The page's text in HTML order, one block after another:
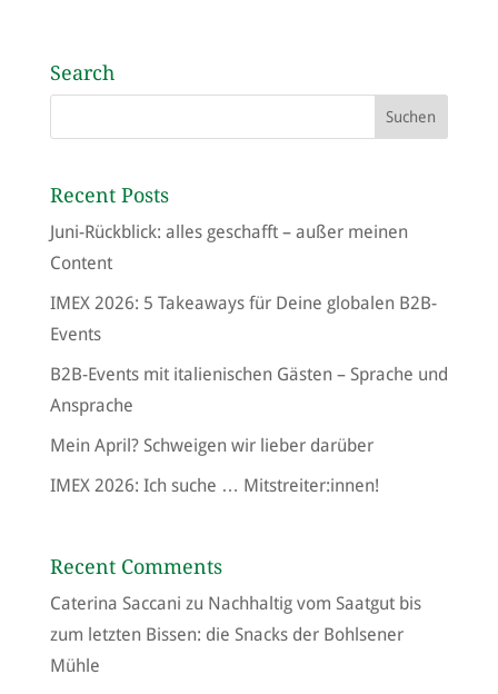
Search
Recent Posts
Juni-Rückblick: alles geschafft – außer meinen
Content
IMEX 2026: 5 Takeaways für Deine globalen B2B-
Events
B2B-Events mit italienischen Gästen – Sprache und
Ansprache
Mein April? Schweigen wir lieber darüber
IMEX 2026: Ich suche … Mitstreiter:innen!
Recent Comments
Caterina Saccani zu Nachhaltig vom Saatgut bis
zum letzten Bissen: die Snacks der Bohlsener
Mühle